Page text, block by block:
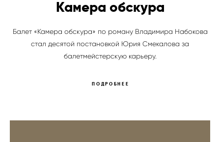
Камера обскура
Балет «Камера обскура» по роману Владимира Набокова
стал десятой постановкой Юрия Смекалова за
балетмейстерскую карьеру.
ПОДРОБНЕЕ